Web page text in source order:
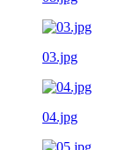
03.jpg
04.jpg